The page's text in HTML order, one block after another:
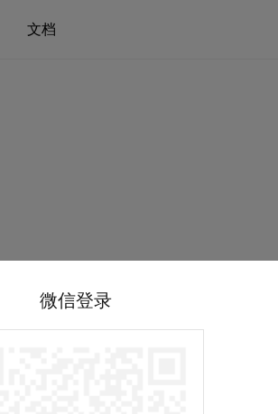
文档
微信登录